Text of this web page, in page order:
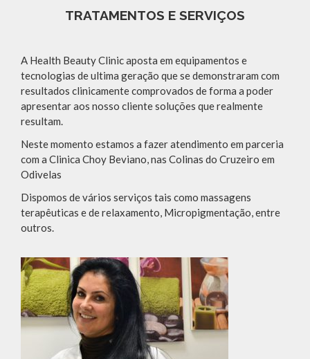
TRATAMENTOS E SERVIÇOS
A Health Beauty Clinic aposta em equipamentos e
tecnologias de ultima geração que se demonstraram com
resultados clinicamente comprovados de forma a poder
apresentar aos nosso cliente soluções que realmente
resultam.
Neste momento estamos a fazer atendimento em parceria
com a Clinica Choy Beviano, nas Colinas do Cruzeiro em
Odivelas
Dispomos de vários serviços tais como massagens
terapêuticas e de relaxamento, Micropigmentação, entre
outros.